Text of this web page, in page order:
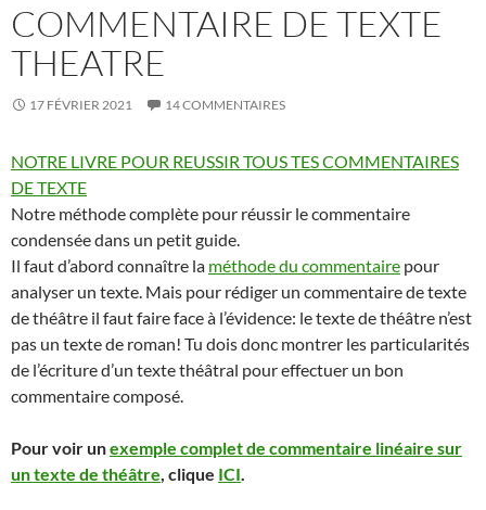
COMMENTAIRE DE TEXTE
THEATRE
17 FÉVRIER 2021 14 COMMENTAIRES
NOTRE LIVRE POUR REUSSIR TOUS TES COMMENTAIRES
DE TEXTE
Notre méthode complète pour réussir le commentaire
condensée dans un petit guide.
Il faut d’abord connaître la méthode du commentaire pour
analyser un texte. Mais pour rédiger un commentaire de texte
de théâtre il faut faire face à l’évidence: le texte de théâtre n’est
pas un texte de roman! Tu dois donc montrer les particularités
de l’écriture d’un texte théâtral pour effectuer un bon
commentaire composé.
Pour voir unexemple complet de commentaire linéaire sur
un texte de théâtre, clique ICI.